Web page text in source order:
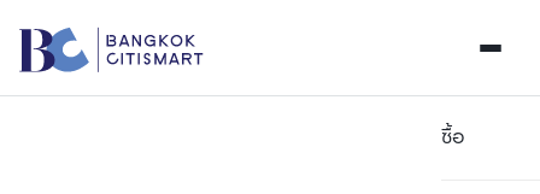
ซื้อ